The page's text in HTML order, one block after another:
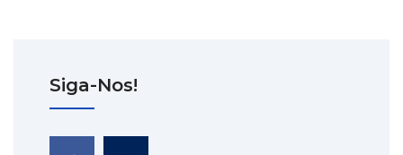
Siga-Nos!